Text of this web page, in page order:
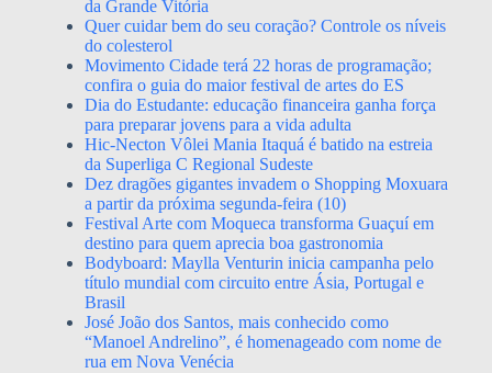
da Grande Vitória
Quer cuidar bem do seu coração? Controle os níveis
do colesterol
Movimento Cidade terá 22 horas de programação;
confira o guia do maior festival de artes do ES
Dia do Estudante: educação financeira ganha força
para preparar jovens para a vida adulta
Hic-Necton Vôlei Mania Itaquá é batido na estreia
da Superliga C Regional Sudeste
Dez dragões gigantes invadem o Shopping Moxuara
a partir da próxima segunda-feira (10)
Festival Arte com Moqueca transforma Guaçuí em
destino para quem aprecia boa gastronomia
Bodyboard: Maylla Venturin inicia campanha pelo
título mundial com circuito entre Ásia, Portugal e
Brasil
José João dos Santos, mais conhecido como
“Manoel Andrelino”, é homenageado com nome de
rua em Nova Venécia